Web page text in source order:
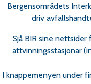
Bergensområdets
driv
Sjå BIR sine nettsider
attvinningsstasjonar
I knappemenyen under